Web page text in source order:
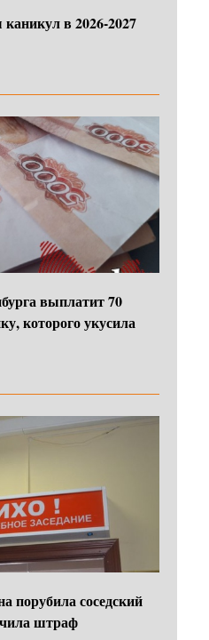
в 2026-2027
выплатит 70
которого укусила
соседский
штраф